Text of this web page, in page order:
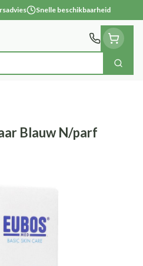
Snelle beschikbaarheid
Zoek
Blauw N/parf